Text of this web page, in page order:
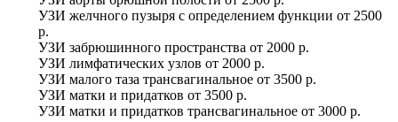
УЗИ желчного пузыря с определением функции от 2500
р.
УЗИ забрюшинного пространства от 2000 р.
УЗИ лимфатических узлов от 2000 р.
УЗИ малого таза трансвагинальное от 3500 р.
УЗИ матки и придатков от 3500 р.
УЗИ матки и придатков трансвагинальное от 3000 р.